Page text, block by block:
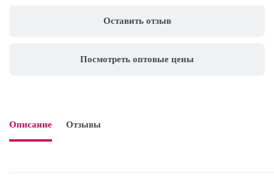
Оставить отзыв
Посмотреть оптовые цены
Описание Отзывы